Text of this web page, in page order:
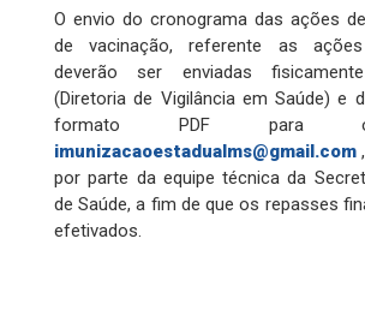
O envio do cronograma das ações
de vacinação, referente as ações
deverão ser enviadas
(Diretoria de Vigilância em Saúde) e
formato PDF para
imunizacaoestadualms@gmail.com
por parte da equipe técnica da
de Saúde, a fim de que os repasses
efetivados.